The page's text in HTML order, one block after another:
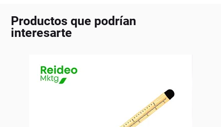
Productos que podrían
interesarte